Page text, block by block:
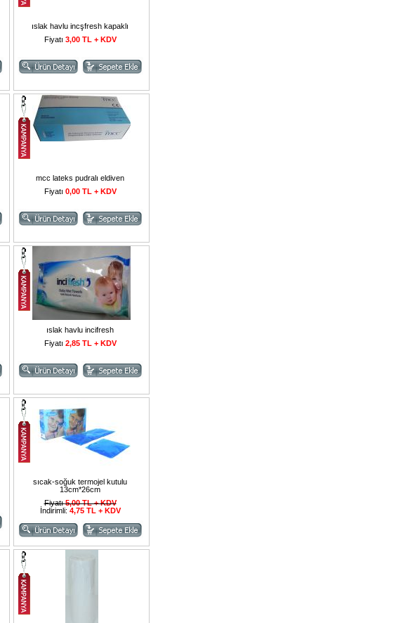
ıslak havlu incşfresh kapaklı
Fiyatı 3,00 TL + KDV
mcc lateks pudralı eldiven
Fiyatı 0,00 TL + KDV
ıslak havlu incifresh
Fiyatı 2,85 TL + KDV
sıcak-soğuk termojel kutulu
13cm*26cm
Fiyatı5,00 TL + KDV
İndirimli: 4,75 TL + KDV